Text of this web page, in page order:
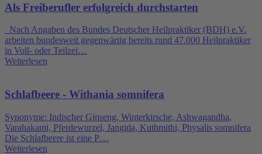
Als Freiberufler erfolgreich durchstarten
Nach Angaben des Bundes Deutscher Heilpraktiker (BDH) e.V.
arbeiten bundesweit gegenwärtig bereits rund 47.000 Heilpraktiker
in Voll- oder Teilzei…
Weiterlesen
Schlafbeere - Withania somnifera
Synonyme: Indischer Ginseng, Winterkirsche, Ashwagandha,
Varahakami, Pferdewurzel, Jangida, Kuthmithi, Physalis somnifera
Die Schlafbeere ist eine P…
Weiterlesen